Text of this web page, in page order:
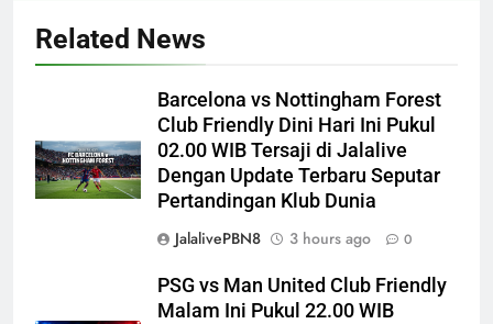
Related News
Barcelona vs Nottingham Forest
Club Friendly Dini Hari Ini Pukul
02.00 WIB Tersaji di Jalalive
Dengan Update Terbaru Seputar
Pertandingan Klub Dunia
JalalivePBN8
3 hours ago 0
PSG vs Man United Club Friendly
Malam Ini Pukul 22.00 WIB